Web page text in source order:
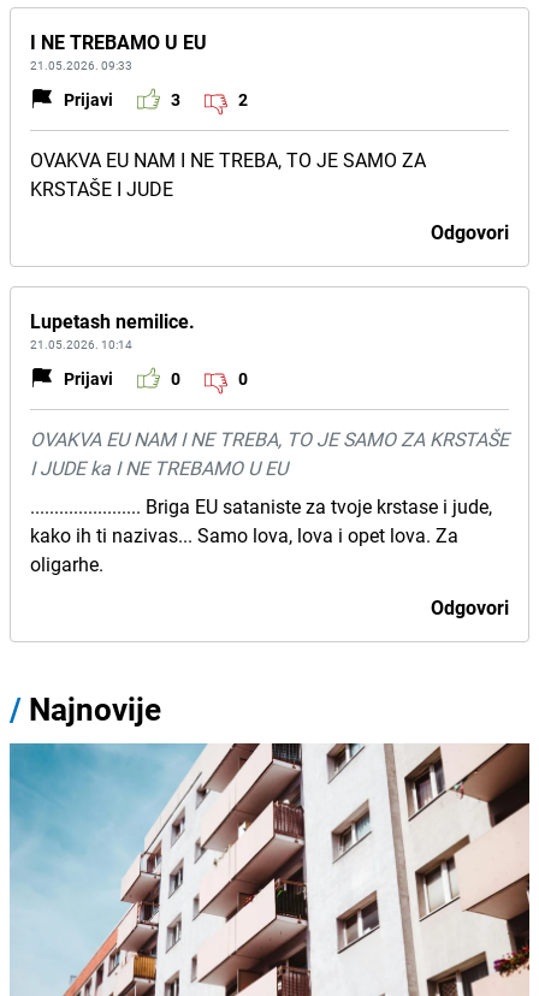
I NE TREBAMO U EU
21.05.2026. 09:33
Prijavi 3 2
OVAKVA EU NAM I NE TREBA, TO JE SAMO ZA
KRSTAŠE I JUDE
Odgovori
Lupetash nemilice.
21.05.2026. 10:14
Prijavi 0 0
OVAKVA EU NAM I NE TREBA, TO JE SAMO ZA KRSTAŠE
I JUDE ka I NE TREBAMO U EU
....................... Briga EU sataniste za tvoje krstase i jude,
kako ih ti nazivas... Samo lova, lova i opet lova. Za
oligarhe.
Odgovori
/ Najnovije